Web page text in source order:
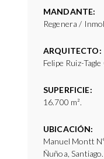
MANDANTE:
Regenera /
ARQUITECTO:
Felipe Ruiz-Tagle
SUPERFICIE:
16.700 m².
UBICACIÓN:
Manuel Montt
Ñuñoa, Santiago.